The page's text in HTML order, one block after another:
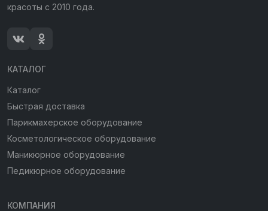
красоты с 2010 года.
КАТАЛОГ
Каталог
Быстрая доставка
Парикмахерское оборудование
Косметологическое оборудование
Маникюрное оборудование
Педикюрное оборудование
КОМПАНИЯ